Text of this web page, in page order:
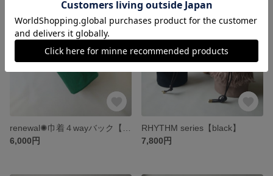
SOLD OUT
6,000円
RHYTHM series【black】
7,800円